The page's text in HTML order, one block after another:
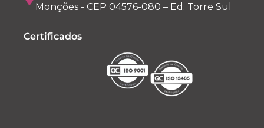
Monções - CEP 04576-080 – Ed. Torre Sul
Certificados